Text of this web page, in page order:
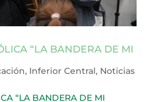
“LA BANDERA DE MI
, Inferior Central, Noticias
“LA BANDERA DE MI